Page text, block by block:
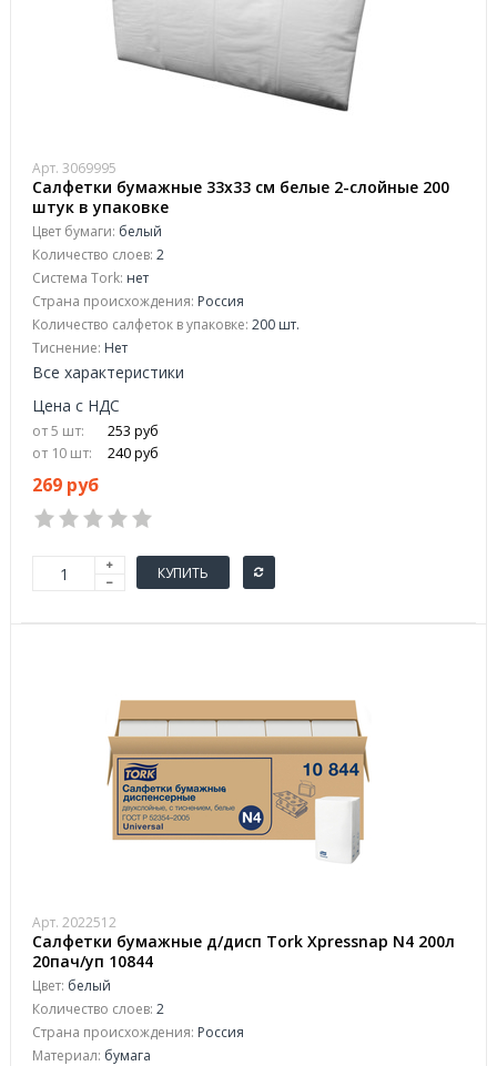
Арт. 3069995
Салфетки бумажные 33x33 см белые 2-слойные 200
штук в упаковке
Цвет бумаги: белый
Количество слоев: 2
Система Tork: нет
Страна происхождения: Россия
Количество салфеток в упаковке: 200 шт.
Тиснение: Нет
Все характеристики
Цена с НДС
от 5 шт:
253 руб
от 10 шт:
240 руб
269 руб
КУПИТЬ
Арт. 2022512
Салфетки бумажные д/дисп Tork Xpressnap N4 200л
20пач/уп 10844
Цвет: белый
Количество слоев: 2
Страна происхождения: Россия
Материал: бумага